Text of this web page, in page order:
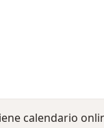
calendario